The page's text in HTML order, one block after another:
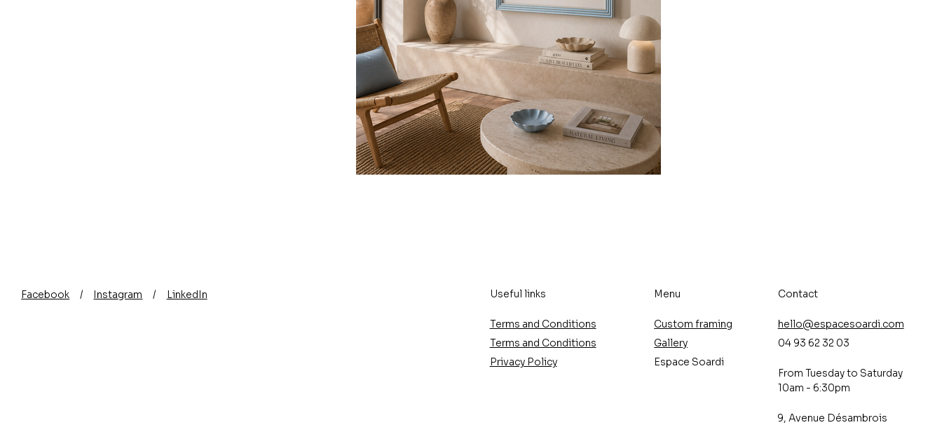
Facebook / Instagram / LinkedIn Useful links
Terms and Conditions
Terms and Conditions
Privacy Policy
Menu
Custom framing
Gallery
Espace Soardi
Contact
hello@espacesoardi.com
04 93 62 32 03
From Tuesday to Saturday
10am - 6:30pm
9, Avenue Désambrois